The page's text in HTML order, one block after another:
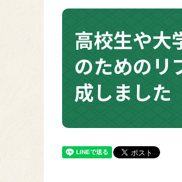
高校生や大
のためのリ
成しました